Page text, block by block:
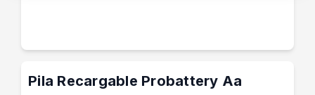
Pila Recargable Probattery Aa